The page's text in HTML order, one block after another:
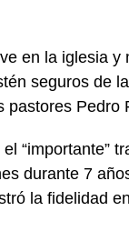
en la iglesia
seguros de
pastores Pedro
“importante”
durante 7
la fidelidad